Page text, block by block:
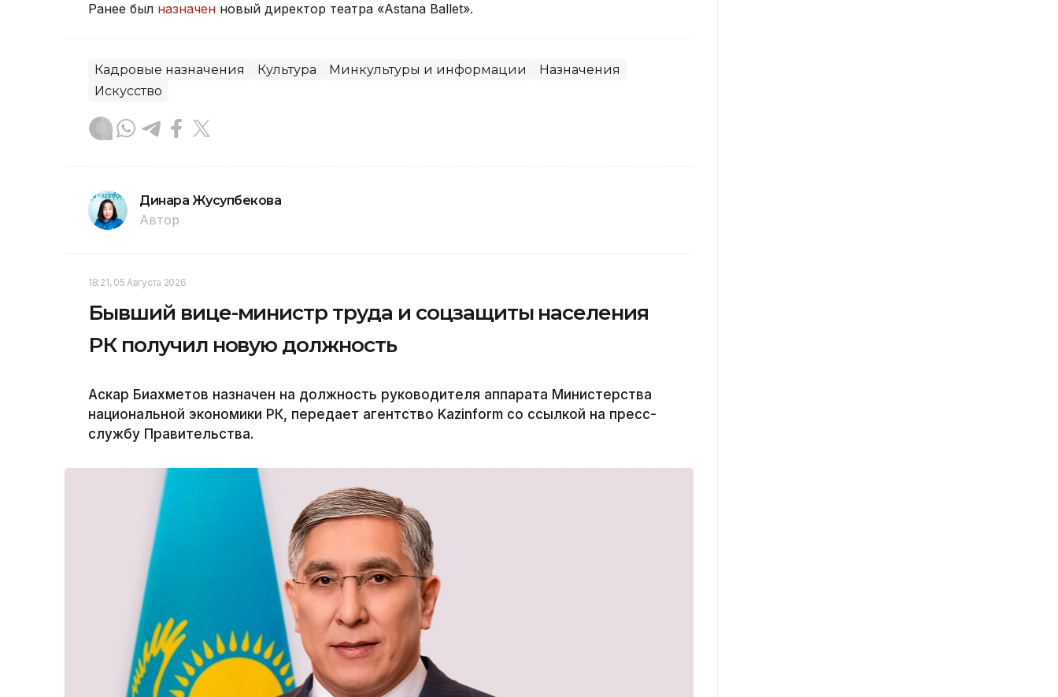
Ранее был назначен новый директор театра «Astana Ballet».
Кадровые назначения Культура Минкультуры и информации
Назначения
Искусство
Динара Жусупбекова
Автор
18:21, 05 Августа 2026
Бывший вице-министр труда и соцзащиты населения
РК получил новую должность
Аскар Биахметов назначен на должность руководителя аппарата Министерства
национальной экономики РК, передает агентство Kazinform со ссылкой на пресс-
службу Правительства.